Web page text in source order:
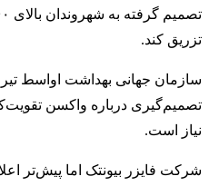
تزریق کند.
سازمان جهانی بهداشت اواسط
تصمیم‌گیری درباره واکسن
نیاز است.
شرکت فایزر بیونتک اما پیش‌تر